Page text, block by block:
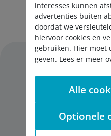
interesses kunnen
advertenties buiten
doordat we
hiervoor cookies en
gebruiken. Hier moet
geven. Lees er meer
Alle
Optionele